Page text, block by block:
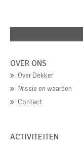
OVER ONS
Over Dekker
Missie en waarden
Contact
ACTIVITEITEN